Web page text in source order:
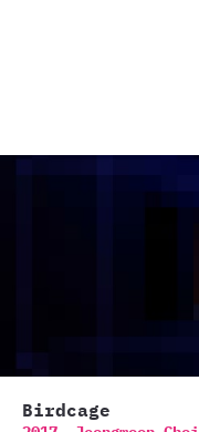
Birdcage